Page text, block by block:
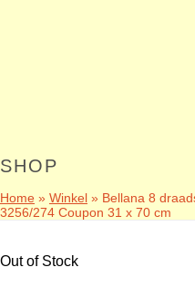
SHOP
Home » Winkel » Bellana 8
3256/274 Coupon 31 x 70 cm
Out of Stock